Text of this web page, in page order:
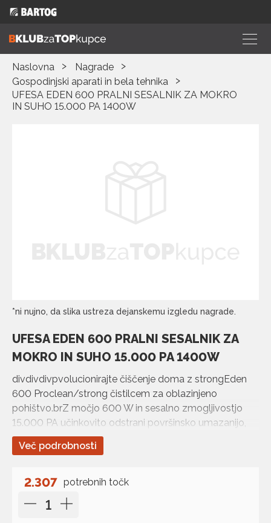
Naslovna
Nagrade
Gospodinjski aparati in bela tehnika
UFESA EDEN 600 PRALNI SESALNIK ZA MOKRO
IN SUHO 15.000 PA 1400W
*ni nujno, da slika ustreza dejanskemu izgledu nagrade.
UFESA EDEN 600 PRALNI SESALNIK ZA
MOKRO IN SUHO 15.000 PA 1400W
divdivdivpvolucionirajte čiščenje doma z strongEden
600 Proclean/strong čistilcem za oblazinjeno
pohištvo.brZ močjo 600 W in sesalno zmogljivostjo
15.000 PA učinkovito odstrani površinsko umazanijo,
tekočine in trdne delce za popolno č…
Več podrobnosti
2.307 potrebnih točk